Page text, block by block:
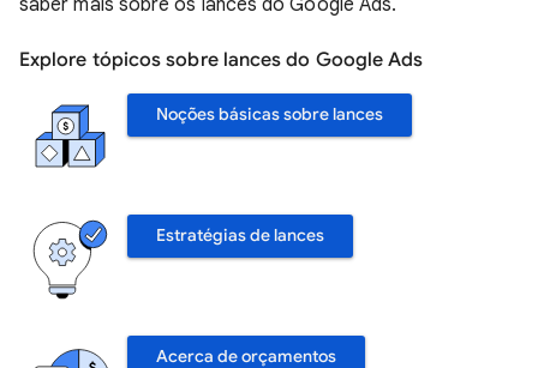
saber mais sobre os lances do Google Ads.
Explore tópicos sobre lances do Google Ads
Noções básicas sobre lances
Estratégias de lances
Acerca de orçamentos